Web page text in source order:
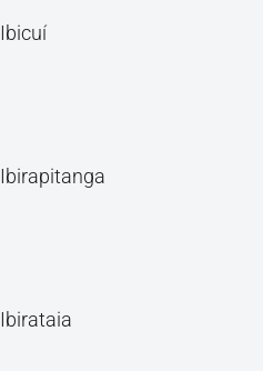
Ibicuí
Ibirapitanga
Ibirataia